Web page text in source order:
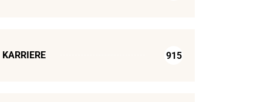
KARRIERE 915